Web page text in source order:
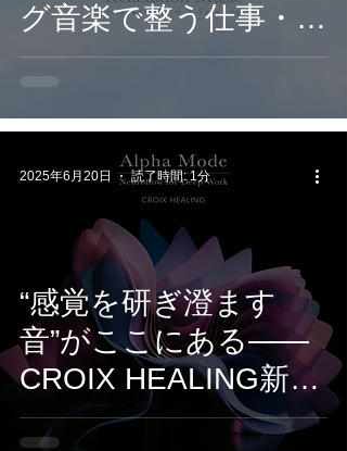
グ音楽で整う仕事・読
書・休息時間
“感覚を研ぎ澄ます
音”がここにある——
CROIX HEALING新作
『Alpha Mode』は、
2025年6月20日 読了時間: 1分